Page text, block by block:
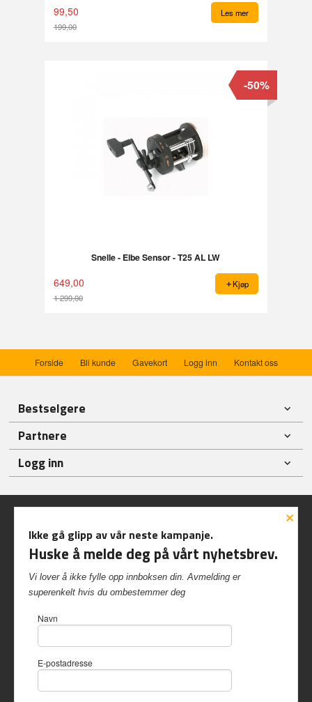
99,50
199,00
Les mer
Snelle - Elbe Sensor - T25 AL LW
649,00
1 299,00
-50%
Kjøp
Forside Bli kunde Gavekort Logg inn Kontakt oss
Bestselgere
Partnere
Logg inn
Frakt Kjøpsbetingelser
Sikkerhet og personvern
Nyhetsbrev
Inshop.no Kvalvikveien 229 6522 Frei Tlf.
Foretaksregisteret 997 417 542
du får en bedre kjøpsopplevelse og
bruker cookies hovedsaklig til å
×
Ikke gå glipp av vår neste kampanje.
Huske å melde deg på vårt nyhetsbrev.
Vi lover å ikke fylle opp innboksen din. Avmelding er
superenkelt hvis du ombestemmer deg
Navn
E-postadresse